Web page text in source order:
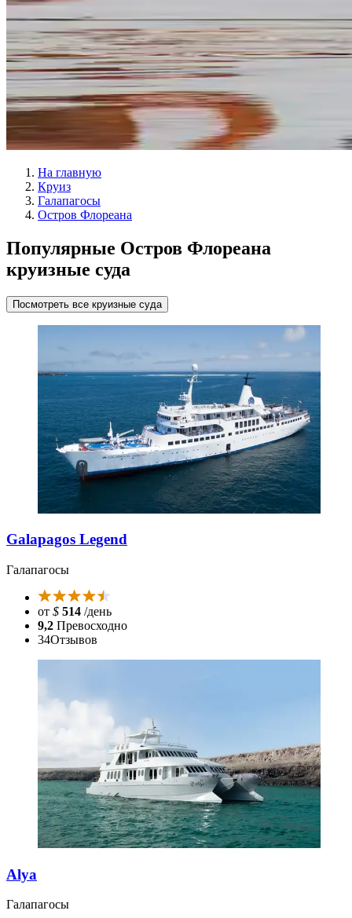
На главную
Круиз
Галапагосы
Остров Флореана
Популярные Остров Флореана
круизные суда
Посмотреть все круизные суда
Galapagos Legend
Галапагосы
от $ 514 /день
9,2 Превосходно
34Отзывов
Alya
Галапагосы